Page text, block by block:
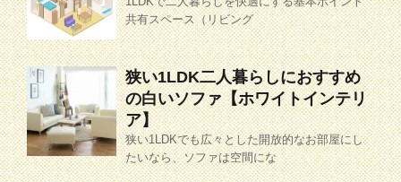
共有スペース（リビング
狭い1LDK二人暮らしにおすすめ
の白いソファ【ホワイトインテリ
ア】
狭い1LDKでも広々とした開放的なお部屋にし
たいなら、ソファは空間にな